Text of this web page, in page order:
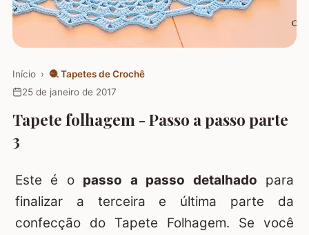
Início › 🧶 Tapetes de Crochê
25 de janeiro de 2017
Tapete folhagem - Passo a passo parte
3
Este é o passo a passo detalhado para
finalizar a terceira e última parte da
confecção do Tapete Folhagem. Se você